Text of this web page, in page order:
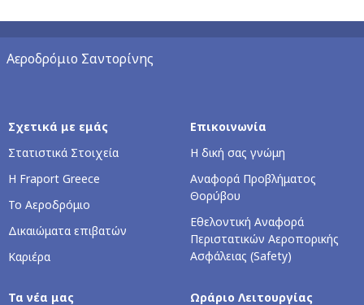
Αεροδρόμιο Σαντορίνης
Σχετικά με εμάς
Στατιστικά Στοιχεία
Η Fraport Greece
Το Αεροδρόμιο
Δικαιώματα επιβατών
Καριέρα
Επικοινωνία
Η δική σας γνώμη
Αναφορά Προβλήματος
Θορύβου
Εθελοντική Αναφορά
Περιστατικών Αεροπορικής
Ασφάλειας (Safety)
Τα νέα μας
Ωράριο Λειτουργίας